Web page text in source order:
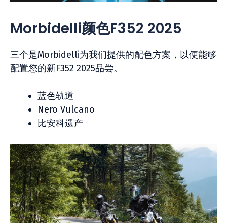
Morbidelli颜色F352 2025
三个是Morbidelli为我们提供的配色方案，以便能够
配置您的新F352 2025品尝。
蓝色轨道
Nero Vulcano
比安科遗产